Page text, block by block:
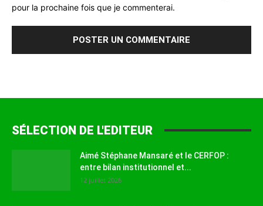
pour la prochaine fois que je commenterai.
SÉLECTION DE L'EDITEUR
Aimé Stéphane Mansaré et le CERFOP :
entre bilan institutionnel et...
12 juillet 2026